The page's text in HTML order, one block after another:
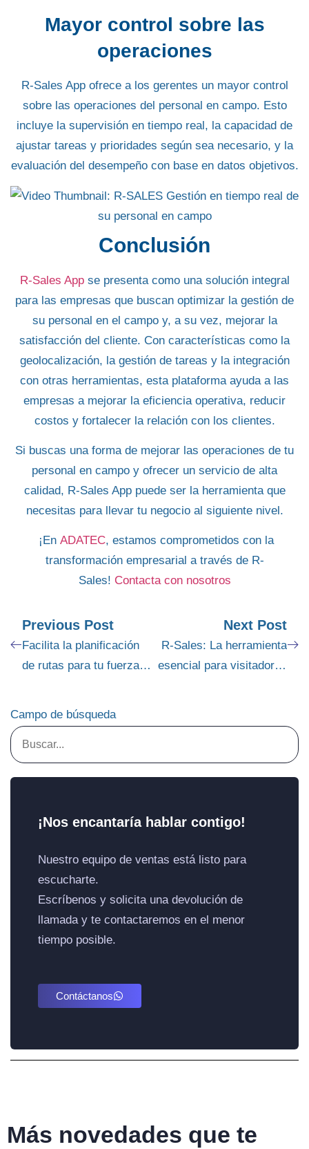
Mayor control sobre las
operaciones
R-Sales Appofrece a los gerentes un mayor control
sobre las operaciones del personal en campo. Esto
incluye la supervisión en tiempo real, la capacidad de
ajustar tareas y prioridades según sea necesario, y la
evaluación del desempeño con base en datos objetivos.
Conclusión
R-Sales Appse presenta como una solución integral
para las empresas que buscan optimizar la gestión de
su personal en el campoy, a su vez, mejorar la
satisfacción del cliente. Con características como la
geolocalización, la gestión de tareas y la integración
con otras herramientas, esta plataforma ayuda a las
empresas a mejorar la eficiencia operativa, reducir
costos y fortalecer la relación con los clientes.
Si buscas una forma de mejorar las operaciones de tu
personal en campo y ofrecer un servicio de alta
calidad, R-Sales Apppuede ser la herramienta que
necesitas para llevar tu negocio al siguiente nivel.
¡En ADATEC, estamos comprometidos con la
transformación empresarial a través de R-
Sales! Contacta con nosotros
Previous Post
Facilita la planificación
de rutas para tu fuerza
Next Post
R-Sales: La herramienta
esencial para visitadores
Campo de búsqueda
¡Nos encantaría hablar contigo!
Nuestro equipo de ventas está listo para
escucharte.
Escríbenos y solicita una devolución de
llamada y te contactaremos en el menor
tiempo posible.
Contáctanos
Más novedades que te